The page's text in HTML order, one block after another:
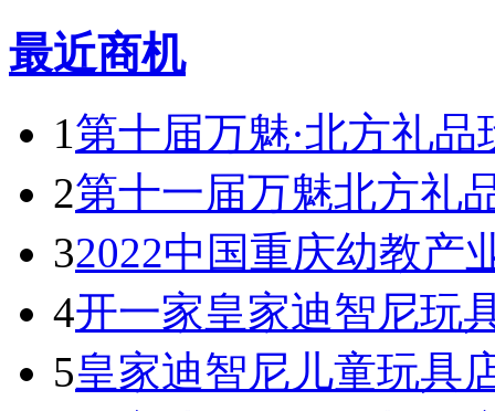
最近商机
1第十届万魅·北方礼
2第十一届万魅北方礼
32022中国重庆幼教产
4开一家皇家迪智尼玩
5皇家迪智尼儿童玩具